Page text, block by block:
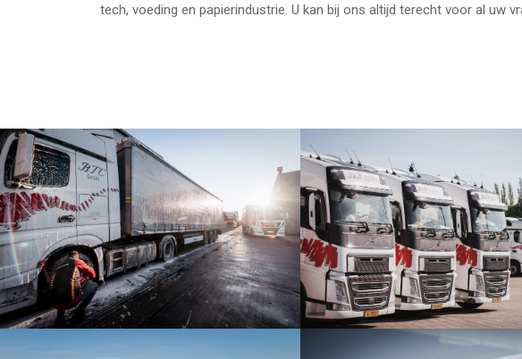
tech, voeding en papierindustrie. U kan bij ons altijd terecht voor al uw